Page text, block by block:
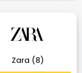
Zara (8)